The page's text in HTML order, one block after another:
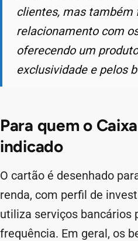
clientes, mas também
relacionamento com
oferecendo um
exclusividade e pelos
Para quem o
indicado
O cartão é desenhado
renda, com perfil de
utiliza serviços bancários
frequência. Em geral, os